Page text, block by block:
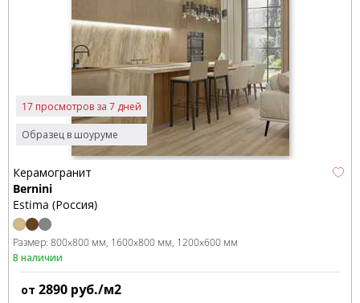
Образец в шоуруме
17 просмотров за 7 дней
Керамогранит
Bernini
Estima (Россия)
Размер: 800x800 мм 1600x800 мм 1200x600 мм
В наличии
от 2890 руб./м2